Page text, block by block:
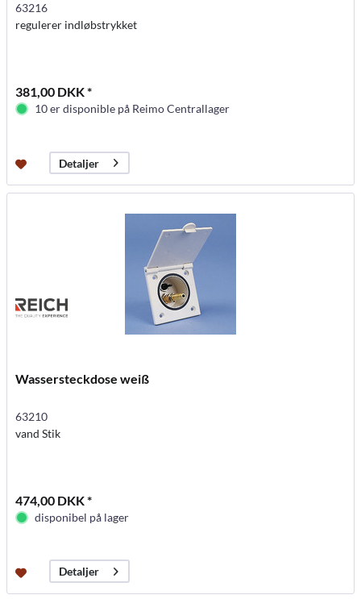
63216
regulerer indløbstrykket
381,00 DKK *
10 er disponible på Reimo Centrallager
Detaljer
Wassersteckdose weiß
63210
vand Stik
474,00 DKK *
disponibel på lager
Detaljer